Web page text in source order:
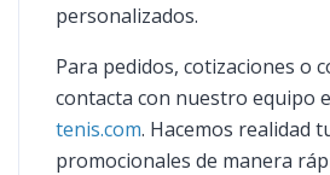
personalizados.
Para pedidos, cotizaciones o
contacta con nuestro equipo
tenis.com. Hacemos realidad
promocionales de manera